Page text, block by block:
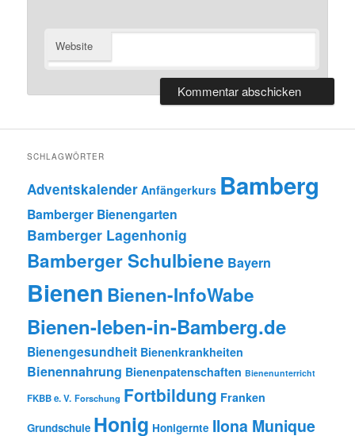
Website
SCHLAGWÖRTER
Adventskalender Anfängerkurs Bamberg
Bamberger Bienengarten
Bamberger Lagenhonig
Bamberger Schulbiene Bayern
Bienen Bienen-InfoWabe
Bienen-leben-in-Bamberg.de
Bienengesundheit Bienenkrankheiten
Bienennahrung Bienenpatenschaften Bienenunterricht
FKBB e. V. Forschung Fortbildung Franken
Grundschule Honig Honigernte Ilona Munique